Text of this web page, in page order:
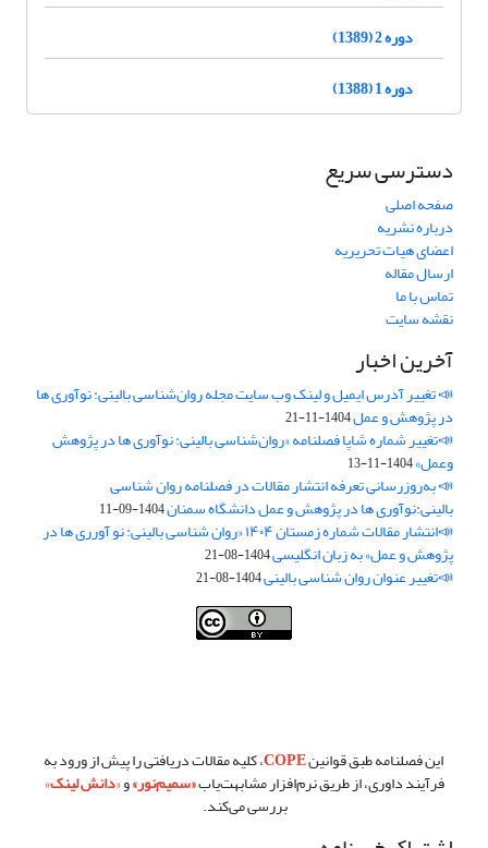
دوره 2 (1389)
دوره 1 (1388)
دسترسی سریع
صفحه اصلی
درباره نشریه
اعضای هیات تحریریه
ارسال مقاله
تماس با ما
نقشه سایت
آخرین اخبار
📣 تغییر آدرس ایمیل و لینک وب‌ سایت مجله روان‌شناسی بالینی: نوآوری ها
در پژوهش و عمل1404-11-21
📣تغییر شماره شاپا فصلنامه «روان‌شناسی بالینی: نوآوری ها در پژوهش
وعمل»1404-11-13
📣 به‌روزرسانی تعرفه انتشار مقالات در فصلنامه روان شناسی
بالینی:نوآوری ها در پژوهش و عمل دانشگاه سمنان1404-09-11
📣انتشار مقالات شماره زمستان ۱۴۰۴ «روان شناسی بالینی: نو آورری ها در
پژوهش و عمل» به زبان انگلیسی1404-08-21
📣تغییر عنوان روان شناسی بالینی1404-08-21
این فصلنامه طبق قوانینCOPE، کلیه مقالات دریافتی را پیش از ورود به
فرآیند داوری، از طریق نرم‌افزار مشابهت‌یاب«سمیم‌نور»و«دانش لینک»
بررسی می‌کند.